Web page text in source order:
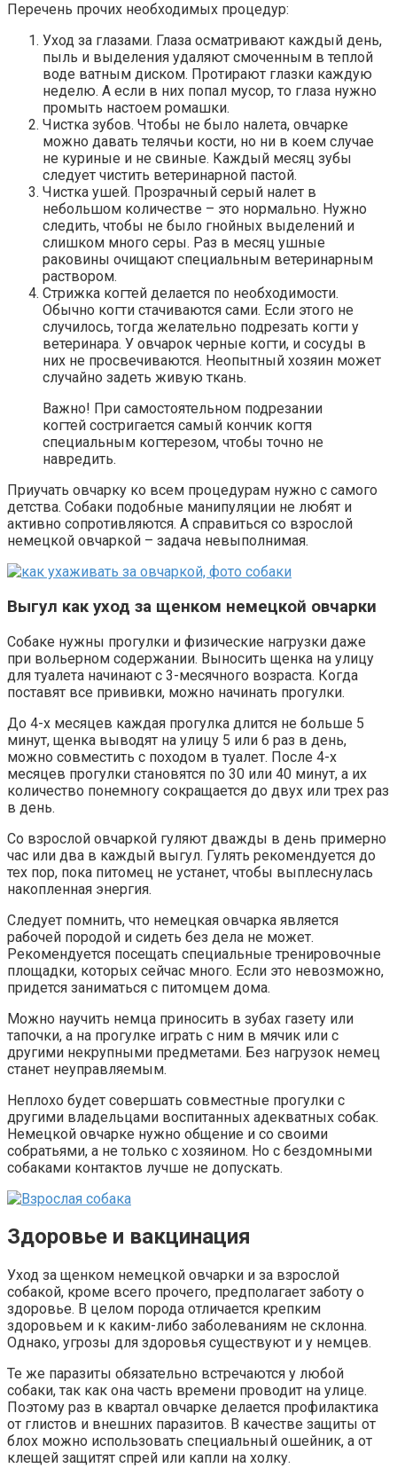
Перечень прочих необходимых процедур:
Уход за глазами. Глаза осматривают каждый день,
пыль и выделения удаляют смоченным в теплой
воде ватным диском. Протирают глазки каждую
неделю. А если в них попал мусор, то глаза нужно
промыть настоем ромашки.
Чистка зубов. Чтобы не было налета, овчарке
можно давать телячьи кости, но ни в коем случае
не куриные и не свиные. Каждый месяц зубы
следует чистить ветеринарной пастой.
Чистка ушей. Прозрачный серый налет в
небольшом количестве – это нормально. Нужно
следить, чтобы не было гнойных выделений и
слишком много серы. Раз в месяц ушные
раковины очищают специальным ветеринарным
раствором.
Стрижка когтей делается по необходимости.
Обычно когти стачиваются сами. Если этого не
случилось, тогда желательно подрезать когти у
ветеринара. У овчарок черные когти, и сосуды в
них не просвечиваются. Неопытный хозяин может
случайно задеть живую ткань.
Важно! При самостоятельном подрезании
когтей состригается самый кончик когтя
специальным когтерезом, чтобы точно не
навредить.
Приучать овчарку ко всем процедурам нужно с самого
детства. Собаки подобные манипуляции не любят и
активно сопротивляются. А справиться со взрослой
немецкой овчаркой – задача невыполнимая.
Выгул как уход за щенком немецкой овчарки
Собаке нужны прогулки и физические нагрузки даже
при вольерном содержании. Выносить щенка на улицу
для туалета начинают с 3-месячного возраста. Когда
поставят все прививки, можно начинать прогулки.
До 4-х месяцев каждая прогулка длится не больше 5
минут, щенка выводят на улицу 5 или 6 раз в день,
можно совместить с походом в туалет. После 4-х
месяцев прогулки становятся по 30 или 40 минут, а их
количество понемногу сокращается до двух или трех раз
в день.
Со взрослой овчаркой гуляют дважды в день примерно
час или два в каждый выгул. Гулять рекомендуется до
тех пор, пока питомец не устанет, чтобы выплеснулась
накопленная энергия.
Следует помнить, что немецкая овчарка является
рабочей породой и сидеть без дела не может.
Рекомендуется посещать специальные тренировочные
площадки, которых сейчас много. Если это невозможно,
придется заниматься с питомцем дома.
Можно научить немца приносить в зубах газету или
тапочки, а на прогулке играть с ним в мячик или с
другими некрупными предметами. Без нагрузок немец
станет неуправляемым.
Неплохо будет совершать совместные прогулки с
другими владельцами воспитанных адекватных собак.
Немецкой овчарке нужно общение и со своими
собратьями, а не только с хозяином. Но с бездомными
собаками контактов лучше не допускать.
Здоровье и вакцинация
Уход за щенком немецкой овчарки и за взрослой
собакой, кроме всего прочего, предполагает заботу о
здоровье. В целом порода отличается крепким
здоровьем и к каким-либо заболеваниям не склонна.
Однако, угрозы для здоровья существуют и у немцев.
Те же паразиты обязательно встречаются у любой
собаки, так как она часть времени проводит на улице.
Поэтому раз в квартал овчарке делается профилактика
от глистов и внешних паразитов. В качестве защиты от
блох можно использовать специальный ошейник, а от
клещей защитят спрей или капли на холку.